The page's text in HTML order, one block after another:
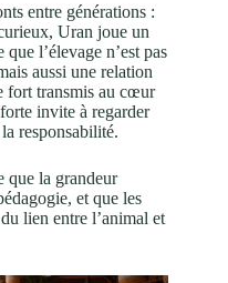
entre générations :
Uran joue un
l’élevage n’est pas
aussi une relation
fort transmis au cœur
invite à regarder
responsabilité.
que la grandeur
et que les
lien entre l’animal et